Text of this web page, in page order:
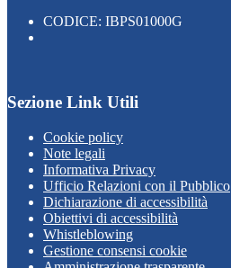
CODICE: IBPS01000G
Sezione Link Utili
Cookie policy
Note legali
Informativa Privacy
Ufficio Relazioni con il Pubblico
Dichiarazione di accessibilità
Obiettivi di accessibilità
Whistleblowing
Gestione consensi cookie